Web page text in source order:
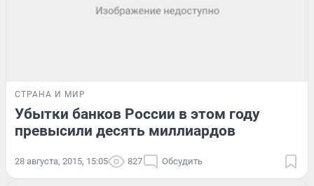
СТРАНА И МИР
Убытки банков России в этом году
превысили десять миллиардов
28 августа, 2015, 15:05 827 Обсудить